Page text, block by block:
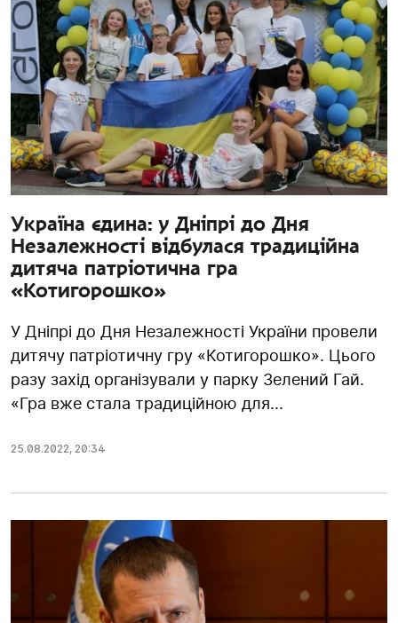
Україна єдина: у Дніпрі до Дня
Незалежності відбулася традиційна
дитяча патріотична гра
«Котигорошко»
У Дніпрі до Дня Незалежності України провели
дитячу патріотичну гру «Котигорошко». Цього
разу захід організували у парку Зелений Гай.
«Гра вже стала традиційною для...
25.08.2022, 20:34